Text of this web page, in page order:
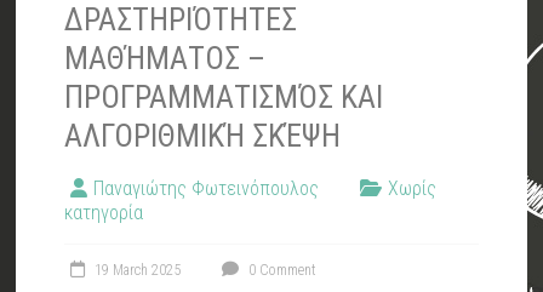
ΔΡΑΣΤΗΡΙΌΤΗΤΕΣ
ΜΑΘΉΜΑΤΟΣ –
ΠΡΟΓΡΑΜΜΑΤΙΣΜΌΣ ΚΑΙ
ΑΛΓΟΡΙΘΜΙΚΉ ΣΚΈΨΗ
Παναγιώτης Φωτεινόπουλος
Χωρίς
κατηγορία
19 March 2025 0 Comment